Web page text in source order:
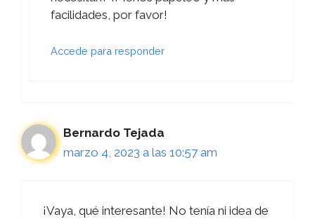
facilidades, por favor!
Accede para responder
Bernardo Tejada
marzo 4, 2023 a las 10:57 am
¡Vaya, qué interesante! No tenía ni idea de